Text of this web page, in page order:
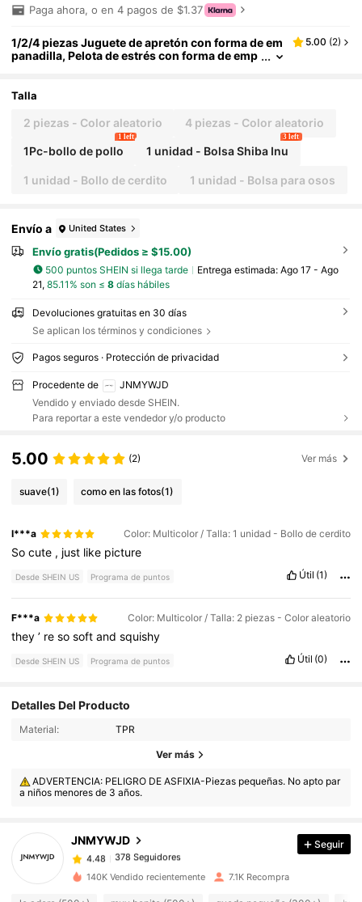
Paga ahora, o en 4 pagos de $1.37
1/2/4 piezas Juguete de apretón con forma de em
panadilla, Pelota de estrés con forma de emp
5.00 (2)
Talla
2 piezas - Color aleatorio 4 piezas - Color aleatorio
1Pc-bollo de pollo
1 left
1 unidad - Bolsa Shiba Inu
3 left
1 unidad - Bollo de cerdito 1 unidad - Bolsa para osos
Envío a United States
Envío gratis(Pedidos ≥ $15.00)
500 puntos SHEIN si llega tarde Entrega estimada: Ago 17 - Ago
21, 85.11% son ≤ 8días hábiles
Devoluciones gratuitas en 30 días
Se aplican los términos y condiciones
Pagos seguros · Protección de privacidad
Procedente de
JNMYWJD
Vendido y enviado desde SHEIN.
Para reportar a este vendedor y/o producto
5.00 (2) Ver más
suave(1) como en las fotos(1)
I***a Color: Multicolor / Talla: 1 unidad - Bollo de cerdito
Socute , just like picture
Desde SHEIN US Programa de puntos Útil (1)
F***a Color: Multicolor / Talla: 2 piezas - Color aleatorio
they’ resosoftandsquishy
Desde SHEIN US Programa de puntos Útil (0)
Detalles Del Producto
Material: TPR
Ver más
ADVERTENCIA: PELIGRO DE ASFIXIA-Piezas pequeñas. No apto par
a niños menores de 3 años.
JNMYWJD
378 Seguidores
4.48 378 Seguidores
Seguir
140K Vendido recientemente 7.1K Recompra